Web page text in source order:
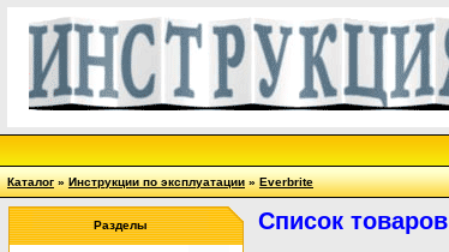
Каталог»Инструкции по эксплуатации»Everbrite
Разделы Список товаров